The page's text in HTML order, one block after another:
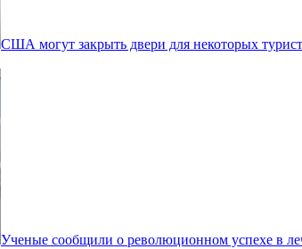
США могут закрыть двери для некоторых
Ученые сообщили о революционном успехе в